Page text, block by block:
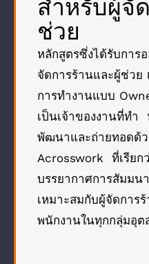
สำหรับผู้จั
ช่วย
หลักสูตรซึ่งได้รับกา
จัดการร้านและผู้ช่วย
การทำงานแบบ
เป็นเจ้าของงานที่ทำ
พัฒนาและถ่ายทอดด้ว
Acrosswork ที่เรียก
บรรยากาศการสัมมน
เหมาะสมกับผู้จัดการ
พนักงานในทุกกลุ่มอุต